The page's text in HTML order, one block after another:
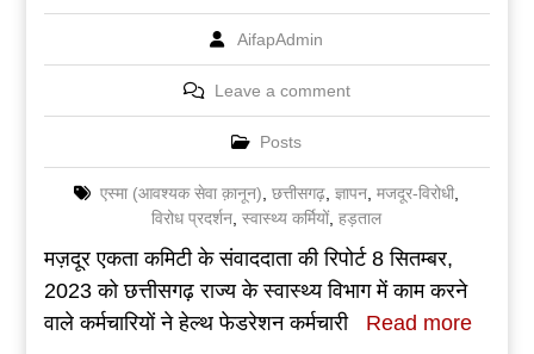
AifapAdmin
Leave a comment
Posts
एस्मा (आवश्यक सेवा क़ानून) ,छत्तीसगढ़ ,ज्ञापन ,मजदूर-विरोधी
विरोध प्रदर्शन ,स्वास्थ्य कर्मियों,हड़ताल
मज़दूर एकता कमिटी के संवाददाता की रिपोर्ट 8 सितम्बर,
2023 को छत्तीसगढ़ राज्य के स्वास्थ्य विभाग में काम करने
वाले कर्मचारियों ने हेल्थ फेडरेशन कर्मचारी
Read more